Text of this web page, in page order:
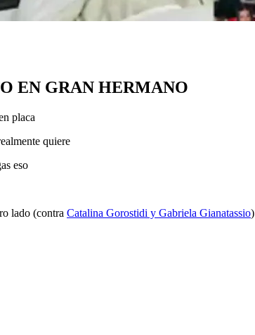
EN GRAN HERMANO
placa
quiere
eso
lado (contra Catalina Gorostidi y Gabriela Gianatassio)